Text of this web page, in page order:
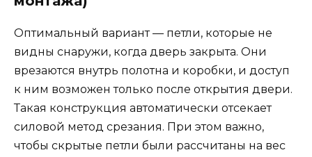
Оптимальный вариант — петли, которые не
видны снаружи, когда дверь закрыта. Они
врезаются внутрь полотна и коробки, и доступ
к ним возможен только после открытия двери.
Такая конструкция автоматически отсекает
силовой метод срезания. При этом важно,
чтобы скрытые петли были рассчитаны на вес